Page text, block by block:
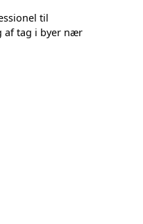
til
af tag i byer nær